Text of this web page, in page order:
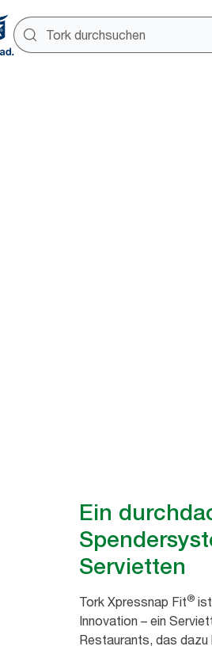
Ein
Servietten
Tork Xpressnap Fit®ist
Innovation – ein
Restaurants, das